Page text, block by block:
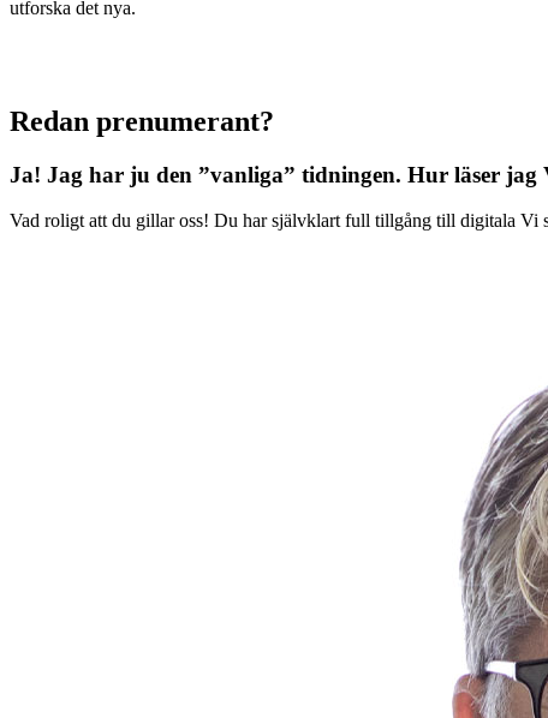
utforska det nya.
Redan prenumerant?
Ja! Jag har ju den ”vanliga” tidningen. Hur läser jag
Vad roligt att du gillar oss! Du har självklart full tillgång till digitala Vi